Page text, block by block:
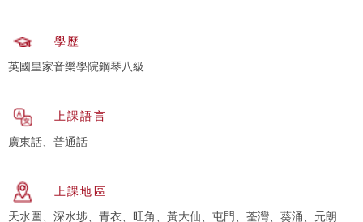
學歷
英國皇家音樂學院鋼琴八級
上課語言
廣東話、普通話
上課地區
天水圍、深水埗、青衣、旺角、黃大仙、屯門、荃灣、葵涌、元朗